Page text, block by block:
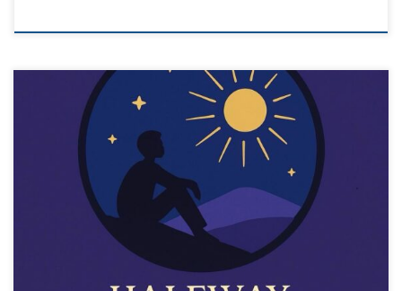
Die Profilklasse Musik hat dieses Schuljahr in unseren neuen
Tonstudios ein Popsong-Projekt umgesetzt. Der Song trägt den
Titel „Halfway To Tomorrow“ und ist (bis auf den Text) ohne die
Hilfe von KI entstanden. Dazu gehörte auch die Erstellung eines
Covers, das – wie auch der Song – sehr gut gelungen […]